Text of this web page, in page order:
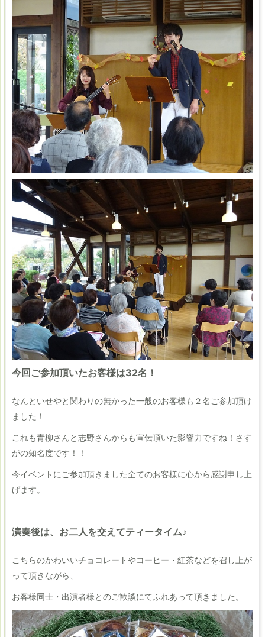
今回ご参加頂いたお客様は32名！
なんといせやと関わりの無かった一般のお客様も２名ご参加頂け
ました！
これも青柳さんと志野さんからも宣伝頂いた影響力ですね！さす
がの知名度です！！
今イベントにご参加頂きました全てのお客様に心から感謝申し上
げます。
演奏後は、お二人を交えてティータイム♪
こちらのかわいいチョコレートやコーヒー・紅茶などを召し上が
って頂きながら、
お客様同士・出演者様とのご歓談にてふれあって頂きました。